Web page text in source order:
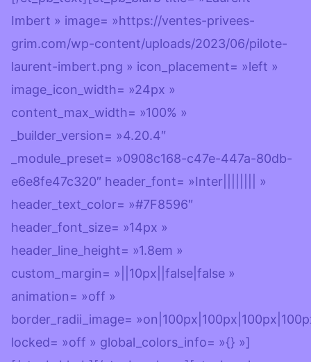
Imbert » image= »https://ventes-privees-
grim.com/wp-content/uploads/2023/06/pilote-
laurent-imbert.png » icon_placement= »left »
image_icon_width= »24px »
content_max_width= »100% »
_builder_version= »4.20.4″
_module_preset= »0908c168-c47e-447a-80db-
e6e8fe47c320″ header_font= »Inter|||||||| »
header_text_color= »#7F8596″
header_font_size= »14px »
header_line_height= »1.8em »
custom_margin= »||10px||false|false »
animation= »off »
border_radii_image=
locked= »off » global_colors_info= »{} »]